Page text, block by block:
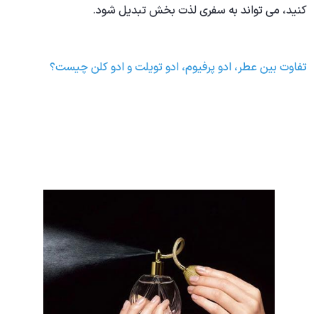
کنید، می تواند به سفری لذت بخش تبدیل شود.
تفاوت بین عطر، ادو پرفیوم، ادو تویلت و ادو کلن چیست؟